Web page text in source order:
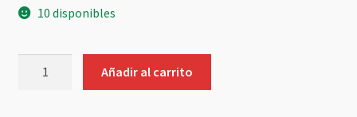
10 disponibles
Añadir al carrito